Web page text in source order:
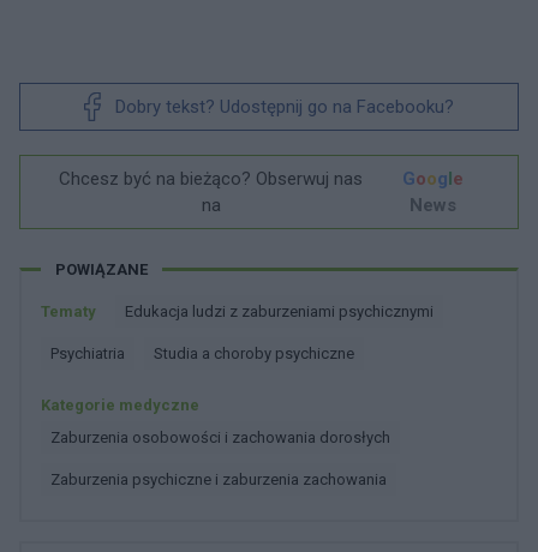
Dobry tekst? Udostępnij go na Facebooku?
Chcesz być na bieżąco? Obserwuj nas
na
Google
News
POWIĄZANE
Tematy Edukacja ludzi z zaburzeniami psychicznymi
Psychiatria Studia a choroby psychiczne
Kategorie medyczne
Zaburzenia osobowości i zachowania dorosłych
Zaburzenia psychiczne i zaburzenia zachowania